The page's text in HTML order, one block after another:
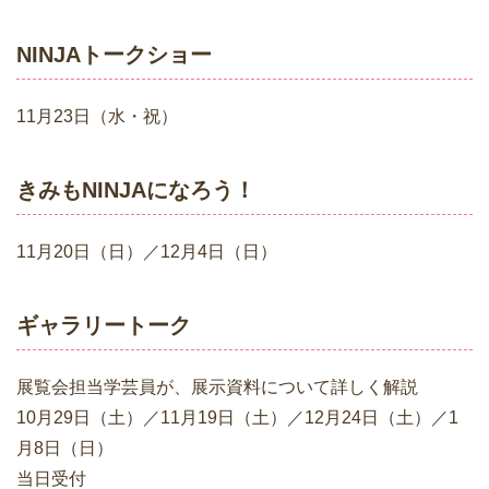
NINJAトークショー
11月23日（水・祝）
きみもNINJAになろう！
11月20日（日）／12月4日（日）
ギャラリートーク
展覧会担当学芸員が、展示資料について詳しく解説
10月29日（土）／11月19日（土）／12月24日（土）／1
月8日（日）
当日受付